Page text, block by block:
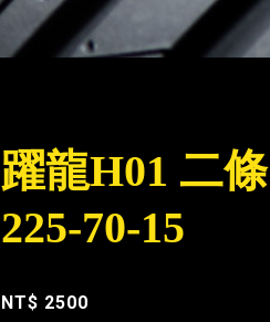
躍龍H01 二條
225-70-15
NT$ 2500